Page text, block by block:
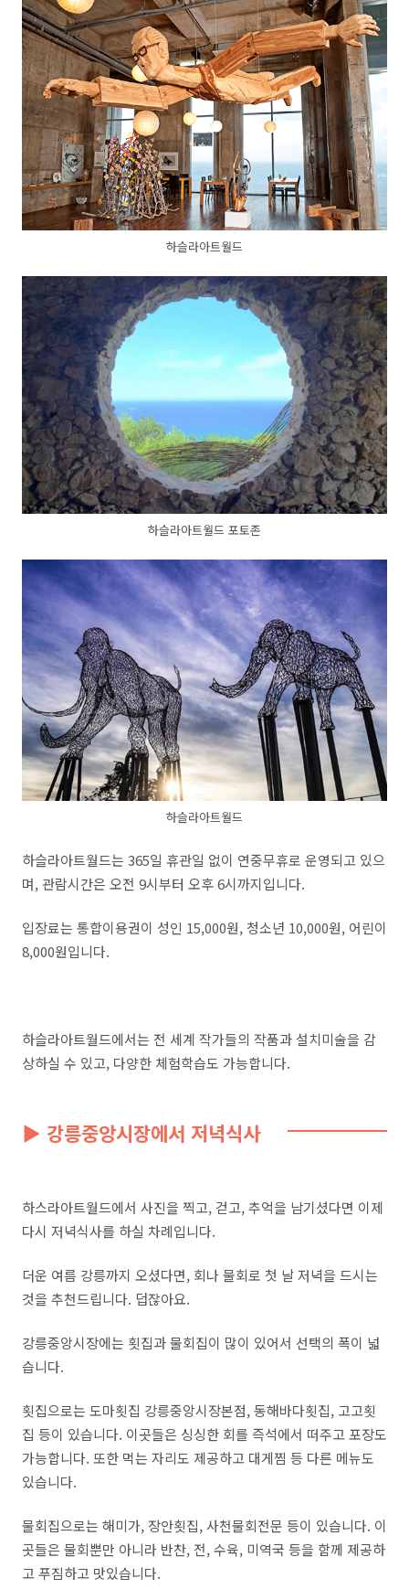
하슬라아트월드
하슬라아트월드 포토존
하슬라아트월드
하슬라아트월드는 365일 휴관일 없이 연중무휴로 운영되고 있으
며, 관람시간은 오전 9시부터 오후 6시까지입니다.
입장료는 통합이용권이 성인 15,000원, 청소년 10,000원, 어린이
8,000원입니다.
하슬라아트월드에서는 전 세계 작가들의 작품과 설치미술을 감
상하실 수 있고, 다양한 체험학습도 가능합니다.
▶ 강릉중앙시장에서 저녁식사
하스라아트월드에서 사진을 찍고, 걷고, 추억을 남기셨다면 이제
다시 저녁식사를 하실 차례입니다.
더운 여름 강릉까지 오셨다면, 회나 물회로 첫 날 저녁을 드시는
것을 추천드립니다. 덥잖아요.
강릉중앙시장에는 횟집과 물회집이 많이 있어서 선택의 폭이 넓
습니다.
횟집으로는 도마횟집 강릉중앙시장본점,동해바다횟집, 고고횟
집 등이 있습니다. 이곳들은 싱싱한 회를 즉석에서 떠주고 포장도
가능합니다. 또한 먹는 자리도 제공하고 대게찜 등 다른 메뉴도
있습니다.
물회집으로는 해미가, 장안횟집,사천물회전문 등이 있습니다. 이
곳들은 물회뿐만 아니라 반찬, 전,수육, 미역국 등을 함께 제공하
고 푸짐하고 맛있습니다.